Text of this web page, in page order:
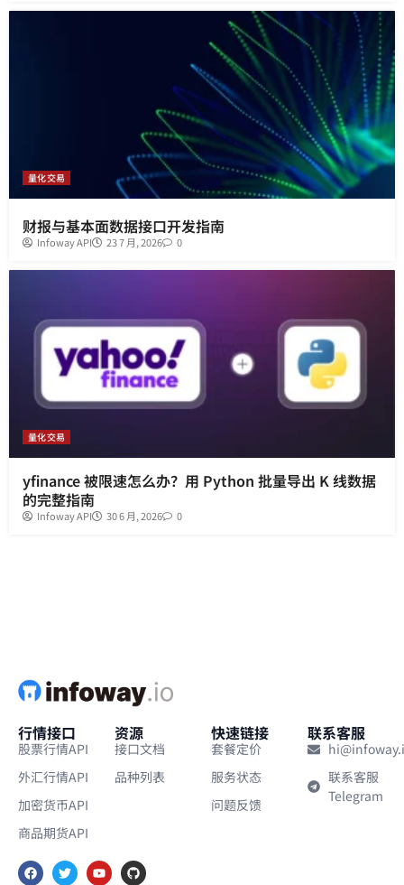
量化交易
财报与基本面数据接口开发指南
Infoway API 23 7 月, 2026 0
量化交易
yfinance 被限速怎么办？用 Python 批量导出 K 线数据
的完整指南
Infoway API 30 6 月, 2026 0
行情接口
股票行情API
外汇行情API
加密货币API
商品期货API
资源
接口文档
品种列表
快速链接
套餐定价
服务状态
问题反馈
联系客服
联系客服
Telegram